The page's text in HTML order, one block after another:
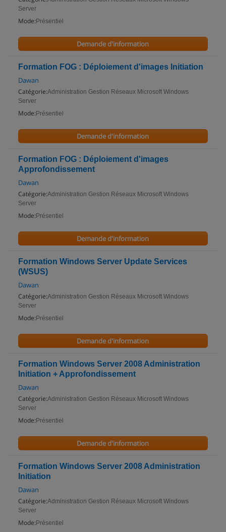
Server
Mode: Présentiel
Demande d'information
Formation FOG : Déploiement d'images Initiation
Dawan
Catégorie:Administration Gestion Réseaux Microsoft Windows
Server
Mode: Présentiel
Demande d'information
Formation FOG : Déploiement d'images
Approfondissement
Dawan
Catégorie:Administration Gestion Réseaux Microsoft Windows
Server
Mode: Présentiel
Demande d'information
Formation Windows Server Update Services
(WSUS)
Dawan
Catégorie:Administration Gestion Réseaux Microsoft Windows
Server
Mode: Présentiel
Demande d'information
Formation Windows Server 2008 Administration
Initiation + Approfondissement
Dawan
Catégorie:Administration Gestion Réseaux Microsoft Windows
Server
Mode: Présentiel
Demande d'information
Formation Windows Server 2008 Administration
Initiation
Dawan
Catégorie:Administration Gestion Réseaux Microsoft Windows
Server
Mode: Présentiel